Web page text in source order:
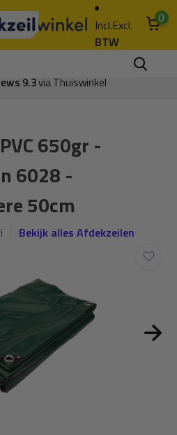
Incl.Excl.
BTW
0
16:00 besteldvandaag verstuurd
650gr -
6028 -
50cm
Bekijk alles Afdekzeilen